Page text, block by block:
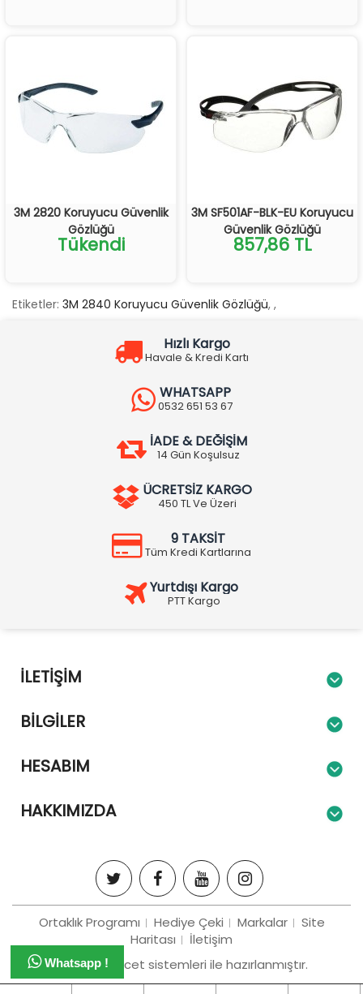
Whatsapp !
3M 2820 Koruyucu Güvenlik
Gözlüğü
Tükendi
3M SF501AF-BLK-EU Koruyucu
Güvenlik Gözlüğü
857,86 TL
Etiketler: 3M 2840 Koruyucu Güvenlik Gözlüğü, ,
Hızlı Kargo
Havale & Kredi Kartı
WHATSAPP
0532 651 53 67
İADE & DEĞİŞİM
14 Gün Koşulsuz
ÜCRETSİZ KARGO
450 TL Ve Üzeri
9 TAKSİT
Tüm Kredi Kartlarına
Yurtdışı Kargo
PTT Kargo
İLETIŞIM
BILGILER
HESABIM
HAKKIMIZDA
Ortaklık Programı Hediye Çeki Markalar
Site
Haritası
İletişim
Bizim e-tiracet sistemleri ile hazırlanmıştır.